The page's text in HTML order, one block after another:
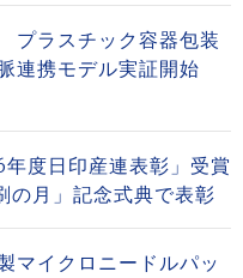
ラスチック容器包装
連携モデル実証開始
度日印産連表彰」受賞
月」記念式典で表彰
マイクロニードルパッ